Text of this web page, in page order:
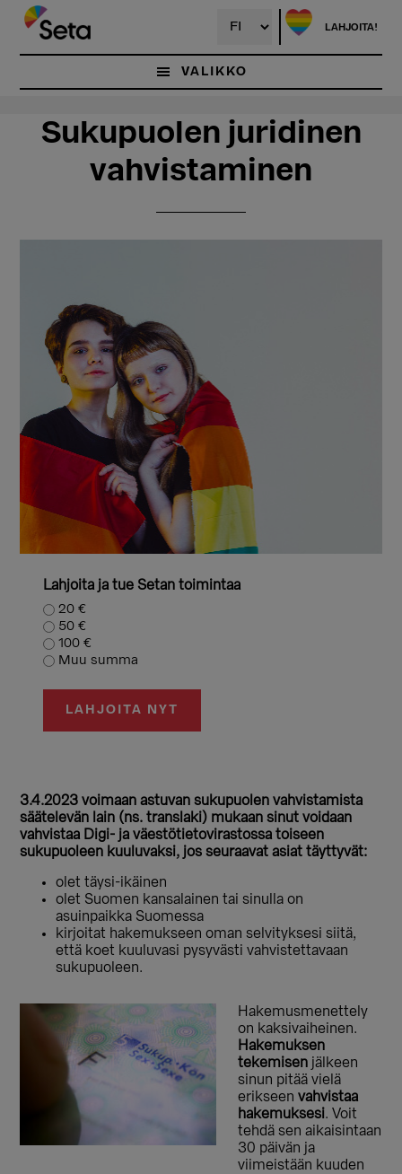
Hyppää
pääsisältöön
Hyppää
ensisijaiseen
sivupalkkiin
LAHJOITA!
VALIKKO
Sukupuolen juridinen
vahvistaminen
Lahjoita ja tue Setan toimintaa
20 €
50 €
100 €
Muu summa
LAHJOITA NYT
3.4.2023 voimaan astuvan sukupuolen vahvistamista
säätelevän lain (ns. translaki) mukaan sinut voidaan
vahvistaa Digi- ja väestötietovirastossa toiseen
sukupuoleen kuuluvaksi, jos seuraavat asiat täyttyvät:
olet täysi-ikäinen
olet Suomen kansalainen tai sinulla on
asuinpaikka Suomessa
kirjoitat hakemukseen oman selvityksesi siitä,
että koet kuuluvasi pysyvästi vahvistettavaan
sukupuoleen.
Hakemusmenettely
on kaksivaiheinen.
Hakemuksen
tekemisen jälkeen
sinun pitää vielä
erikseenvahvistaa
hakemuksesi. Voit
tehdä sen aikaisintaan
30 päivän ja
viimeistään kuuden